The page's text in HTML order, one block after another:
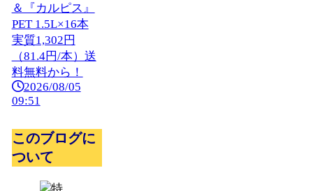
＆『カルピス』
PET 1.5L×16本
実質1,302円
（81.4円/本）送
料無料から！
2026/08/05
09:51
このブログに
ついて